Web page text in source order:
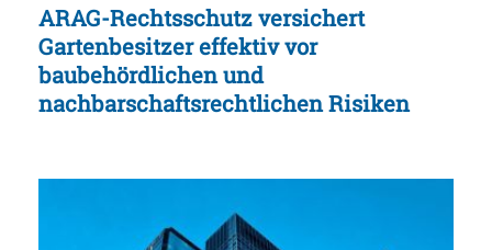
ARAG-Rechtsschutz versichert
Gartenbesitzer effektiv vor
baubehördlichen und
nachbarschaftsrechtlichen Risiken